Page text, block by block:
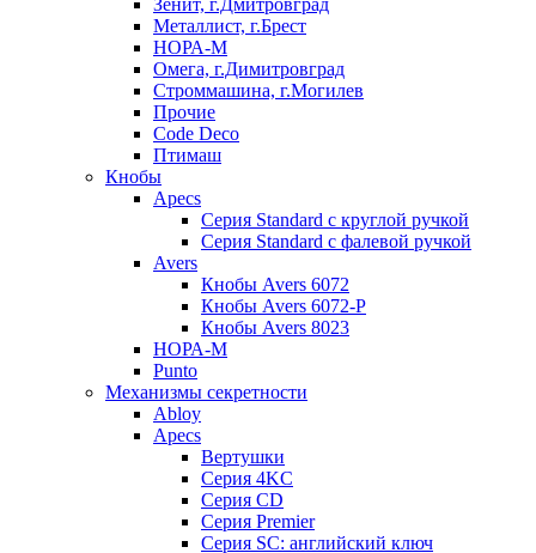
Зенит, г.Дмитровград
Металлист, г.Брест
НОРА-М
Омега, г.Димитровград
Строммашина, г.Могилев
Прочие
Code Deco
Птимаш
Кнобы
Apecs
Серия Standard с круглой ручкой
Серия Standard с фалевой ручкой
Avers
Кнобы Avers 6072
Кнобы Avers 6072-P
Кнобы Avers 8023
НОРА-М
Punto
Механизмы секретности
Abloy
Apecs
Вертушки
Серия 4KC
Серия CD
Серия Premier
Серия SC: английский ключ